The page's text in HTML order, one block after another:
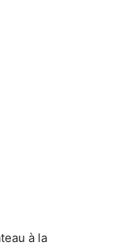
à la